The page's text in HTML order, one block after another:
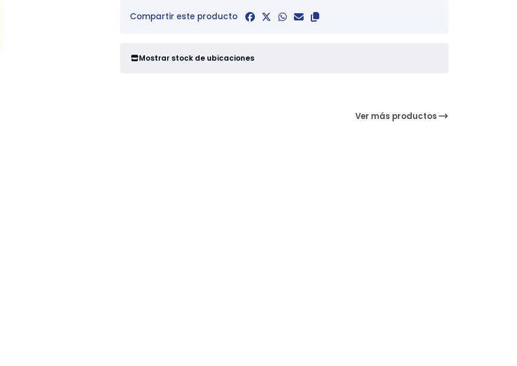
Compartir este producto
Mostrar stock de ubicaciones
Ver más productos